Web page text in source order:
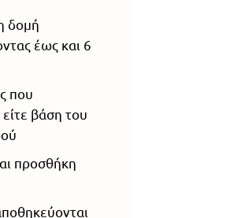
δομή
έως και 6
που
βάση του
προσθήκη